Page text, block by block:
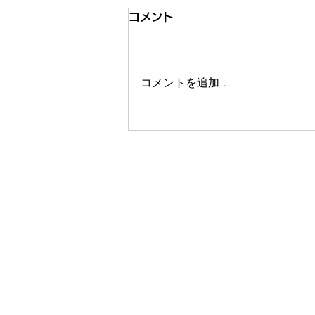
【8/4オンラインイベント登
コメント
コメントを追加…